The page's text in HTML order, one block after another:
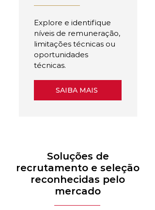
Explore e identifique
níveis de remuneração,
limitações técnicas ou
oportunidades
técnicas.
SAIBA MAIS
Soluções de
recrutamento e seleção
reconhecidas pelo
mercado